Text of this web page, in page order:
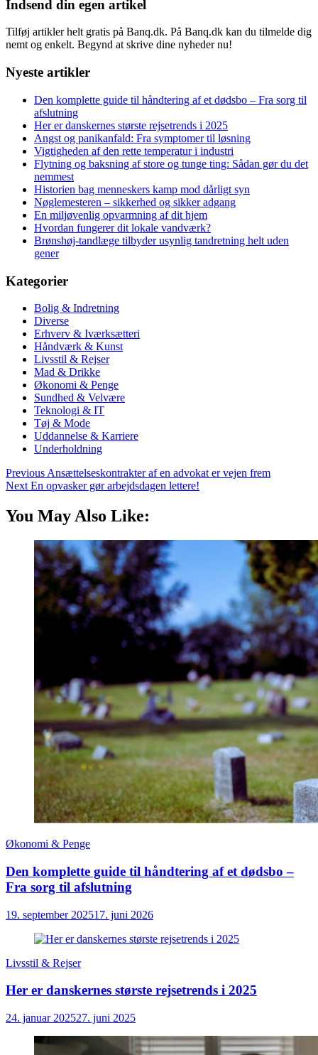
Indsend din egen artikel
Tilføj artikler helt gratis på Banq.dk. På Banq.dk kan du tilmelde dig
nemt og enkelt. Begynd at skrive dine nyheder nu!
Nyeste artikler
Den komplette guide til håndtering af et dødsbo – Fra sorg til
afslutning
Her er danskernes største rejsetrends i 2025
Angst og panikanfald: Fra symptomer til løsning
Vigtigheden af den rette temperatur i industri
Flytning og baksning af store og tunge ting: Sådan gør du det
nemmest
Historien bag menneskers kamp mod dårligt syn
Nøglemesteren – sikkerhed og sikker adgang
En miljøvenlig opvarmning af dit hjem
Hvordan fungerer dit lokale vandværk?
Brønshøj-tandlæge tilbyder usynlig tandretning helt uden
gener
Kategorier
Bolig & Indretning
Diverse
Erhverv & Iværksætteri
Håndværk & Kunst
Livsstil & Rejser
Mad & Drikke
Økonomi & Penge
Sundhed & Velvære
Teknologi & IT
Tøj & Mode
Uddannelse & Karriere
Underholdning
Previous Ansættelseskontrakter af en advokat er vejen frem
Next En opvasker gør arbejdsdagen lettere!
You May Also Like:
Økonomi & Penge
Den komplette guide til håndtering af et dødsbo –
Fra sorg til afslutning
19. september 202517. juni 2026
Livsstil & Rejser
Her er danskernes største rejsetrends i 2025
24. januar 202527. juni 2025